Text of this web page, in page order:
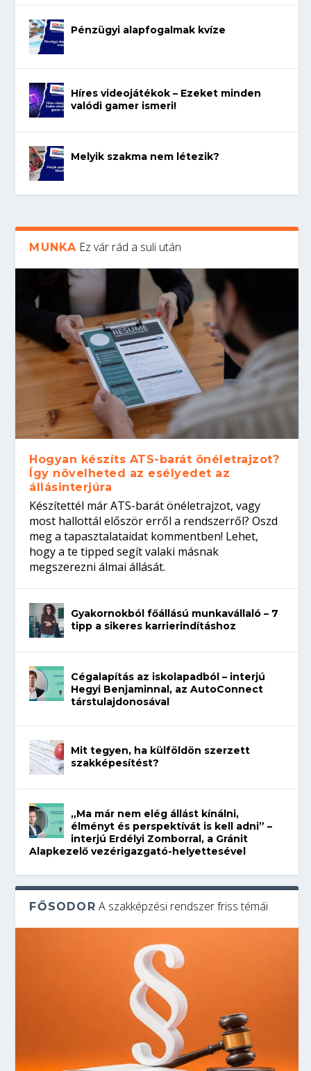
Pénzügyi alapfogalmak kvíze
Híres videojátékok – Ezeket minden
valódi gamer ismeri!
Melyik szakma nem létezik?
MUNKA Ez vár rád a suli után
Hogyan készíts ATS-barát önéletrajzot?
Így növelheted az esélyedet az
állásinterjúra
Készítettél már ATS-barát önéletrajzot, vagy
most hallottál először erről a rendszerről? Oszd
meg a tapasztalataidat kommentben! Lehet,
hogy a te tipped segít valaki másnak
megszerezni álmai állását.
Gyakornokból főállású munkavállaló – 7
tipp a sikeres karrierindításhoz
Cégalapítás az iskolapadból – interjú
Hegyi Benjaminnal, az AutoConnect
társtulajdonosával
Mit tegyen, ha külföldön szerzett
szakképesítést?
„Ma már nem elég állást kínálni,
élményt és perspektívát is kell adni” –
interjú Erdélyi Zomborral, a Gránit
Alapkezelő vezérigazgató-helyettesével
FŐSODOR A szakképzési rendszer friss témái